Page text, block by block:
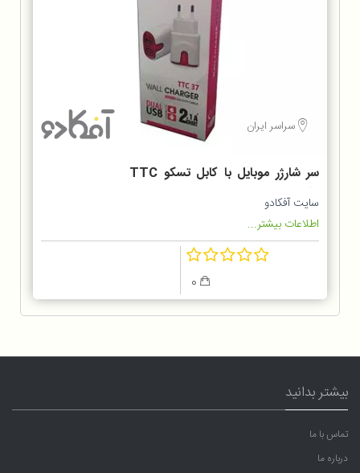
سراسر ایران
سر شارژر موبایل با کابل تسکو TTC
سایت آفکادو
اطلاعات بیشتر...
بیشتر بدانید
تماس با ما
درباره ما